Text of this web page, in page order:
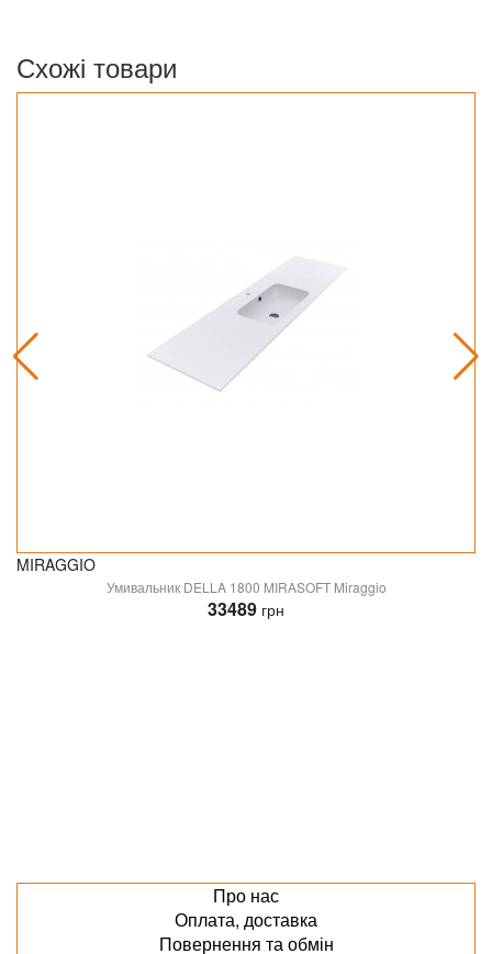
Схожі товари
MIRAGGIO
Умивальник DELLA 1800 MIRASOFT Miraggio
33489 грн
Про нас
Оплата, доставка
Повернення та обмін